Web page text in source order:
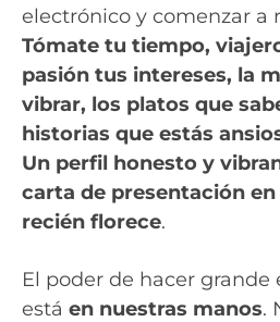
electrónico y comenzar a
Tómate tu tiempo,
pasión tus intereses, la
vibrar, los platos que
historias que estás
Un perfil honesto y
carta de presentación
recién florece.
El poder de hacer grande
está en nuestras manos.